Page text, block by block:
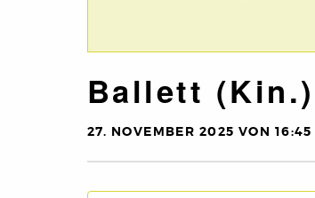
Ballett (Kin.)
27. NOVEMBER 2025 VON 16:45